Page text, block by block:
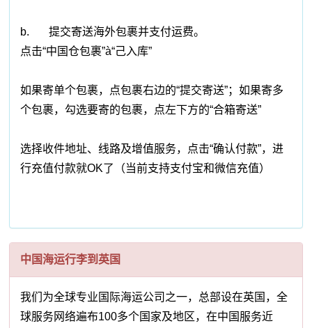
b. 提交寄送海外包裹并支付运费。
点击“中国仓包裹”à“己入库”
如果寄单个包裹，点包裹右边的“提交寄送”；如果寄多
个包裹，勾选要寄的包裹，点左下方的“合箱寄送”
选择收件地址、线路及增值服务，点击“确认付款”，进
行充值付款就OK了（当前支持支付宝和微信充值）
中国海运行李到英国
我们为全球专业国际海运公司之一，总部设在英国，全
球服务网络遍布100多个国家及地区，在中国服务近